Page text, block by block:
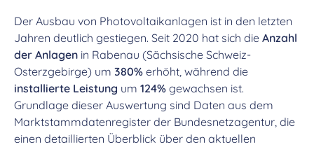
Der Ausbau von Photovoltaikanlagen ist in den letzten
Jahren deutlich gestiegen. Seit 2020 hat sich die Anzahl
der Anlagen in Rabenau (Sächsische Schweiz-
Osterzgebirge) um 380% erhöht, während die
installierte Leistung um 124% gewachsen ist.
Grundlage dieser Auswertung sind Daten aus dem
Marktstammdatenregister der Bundesnetzagentur, die
einen detaillierten Überblick über den aktuellen